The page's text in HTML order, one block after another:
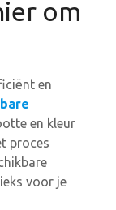
om
en
en kleur
proces
voor je